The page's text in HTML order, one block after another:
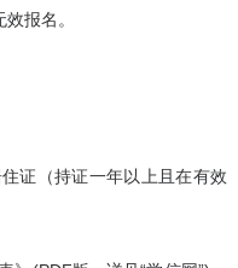
报名。
（持证一年以上且在有效